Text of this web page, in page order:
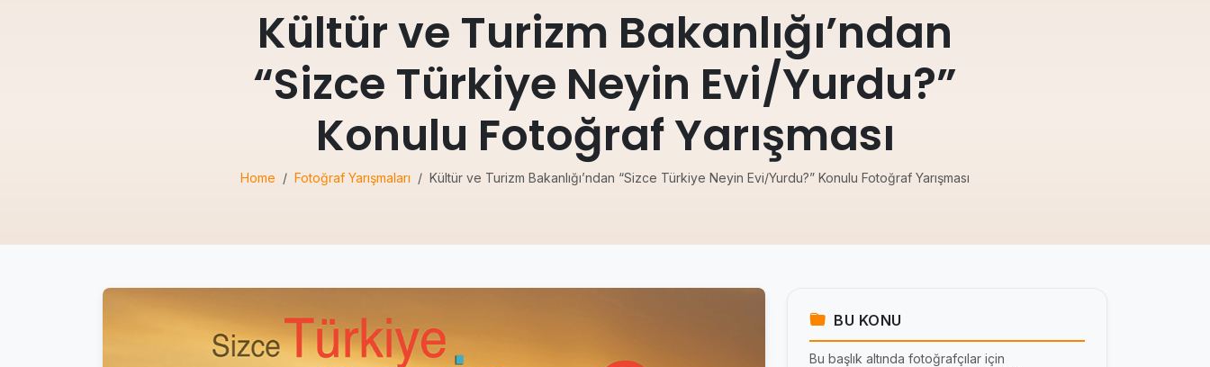
Kültür ve Turizm Bakanlığı’ndan
“Sizce Türkiye Neyin Evi/Yurdu?”
Konulu Fotoğraf Yarışması
Home Fotoğraf Yarışmaları Kültür ve Turizm Bakanlığı’ndan “Sizce Türkiye Neyin Evi/Yurdu?” Konulu Fotoğraf Yarışması
BU KONU
Bu başlık altında fotoğrafçılar için